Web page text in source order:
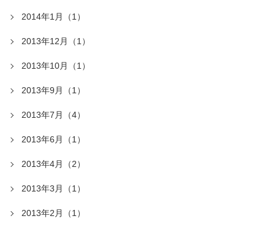
2014年1月（1）
2013年12月（1）
2013年10月（1）
2013年9月（1）
2013年7月（4）
2013年6月（1）
2013年4月（2）
2013年3月（1）
2013年2月（1）